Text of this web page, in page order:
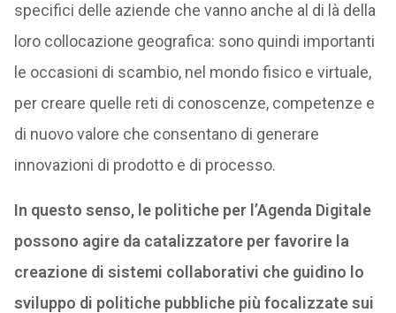
specifici delle aziende che vanno anche al di là della
loro collocazione geografica: sono quindi importanti
le occasioni di scambio, nel mondo fisico e virtuale,
per creare quelle reti di conoscenze, competenze e
di nuovo valore che consentano di generare
innovazioni di prodotto e di processo.
In questo senso, le politiche per l’Agenda Digitale
possono agire da catalizzatore per favorire la
creazione di sistemi collaborativi che guidino lo
sviluppo di politiche pubbliche più focalizzate sui